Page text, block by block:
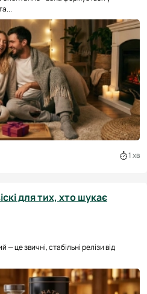
1 хв
для тих, хто шукає
— це звичні, стабільні релізи від